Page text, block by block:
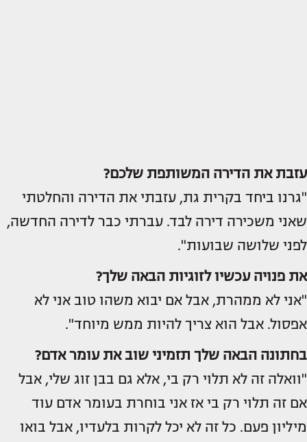
עזבת את הדירה המשותפת שלכם?
"גרנו ביחד בקרית גת, עזבתי את הדירה והחלטתי
שאני משכירה דירה לבד. עברתי כבר לדירה החדשה,
לפני שלושה שבועות".
את פנויה עכשיו לזוגיות הבאה שלך?
"אני לא ממהרת, אבל אם יבוא משהו טוב אני לא
אפסול. אבל הוא צריך להיות ממש מיוחד".
בחתונה הבאה שלך תזמיני שוב את עומר אדם?
"וואלה זה לא תלוי רק בי, אלא גם בבן זוג שלי, אבל
אם זה תלוי רק בי אז אני בוחרת בעומר אדם עוד
מיליון פעם. כל זה לא יכל לקרות בלעדיו, אבל בואו